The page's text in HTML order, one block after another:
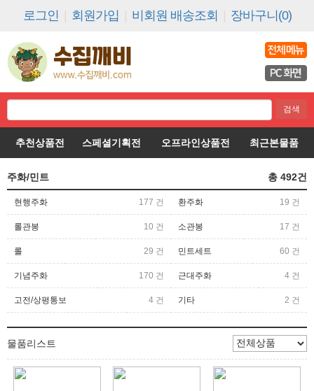
로그인 회원가입 비회원 배송조회 장바구니(0)
추천상품전 스페셜기획전 오프라인상품전 최근본물품
주화/민트 총 492건
현행주화 177 건 환주화 19 건
롤관봉 10 건 소관봉 17 건
롤 29 건 민트세트 60 건
기념주화 170 건 근대주화 4 건
고전/상평통보 4 건 기타 2 건
물품리스트